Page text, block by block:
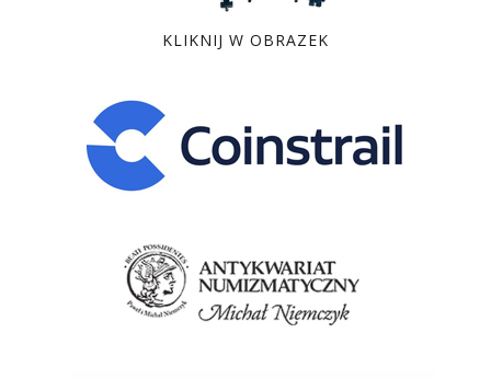
KLIKNIJ W OBRAZEK